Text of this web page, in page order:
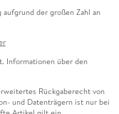
der großen Zahl an
Informationen über den
Rückgaberecht von
und Datenträgern ist nur bei